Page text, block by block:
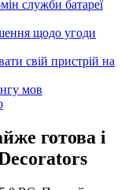
служби батареї
щодо угоди
свій пристрій на
мов
готова і